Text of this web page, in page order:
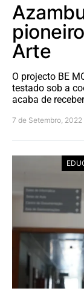
Arte
O projecto BE
testado sob a
acaba de
7 de Setembro, 2022